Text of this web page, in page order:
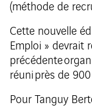
(méthode de
Cette nouvelle
Emploi » devrait
précédente
réuni près de
Pour Tanguy